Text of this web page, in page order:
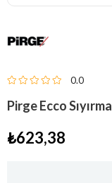
0.0
Pirge Ecco
₺623,38